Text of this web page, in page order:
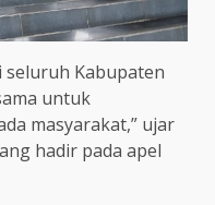
seluruh Kabupaten
untuk
masyarakat,” ujar
hadir pada apel